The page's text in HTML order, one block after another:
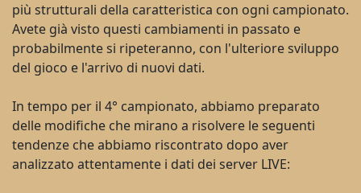
più strutturali della caratteristica con ogni campionato.
Avete già visto questi cambiamenti in passato e
probabilmente si ripeteranno, con l'ulteriore sviluppo
del gioco e l'arrivo di nuovi dati.
In tempo per il 4° campionato, abbiamo preparato
delle modifiche che mirano a risolvere le seguenti
tendenze che abbiamo riscontrato dopo aver
analizzato attentamente i dati dei server LIVE: